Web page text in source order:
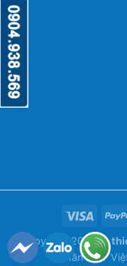
Copyright 2026 ©
phần ANY